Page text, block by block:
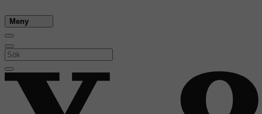
Meny